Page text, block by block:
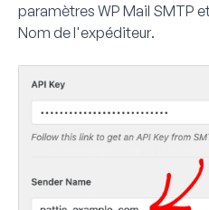
paramètres WP Mail SMTP
Nom de l'expéditeur.